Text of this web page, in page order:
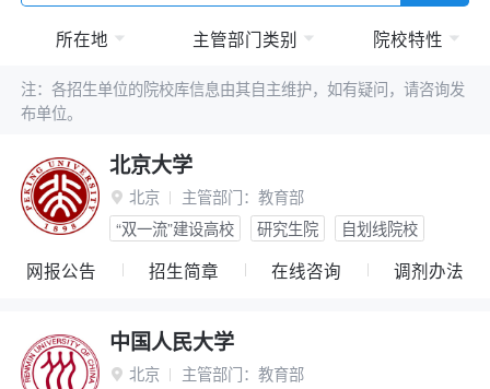
所在地 主管部门类别 院校特性
注：各招生单位的院校库信息由其自主维护，如有疑问，请咨询发
布单位。
北京大学
 北京 主管部门： 教育部
“双一流”建设高校
研究生院 自划线院校
网报公告 招生简章 在线咨询 调剂办法
中国人民大学
 北京 主管部门： 教育部